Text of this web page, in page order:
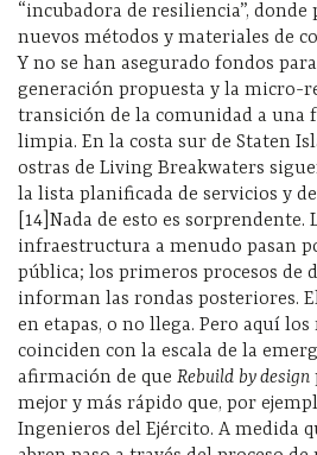
“incubadora de resiliencia”,
nuevos métodos y materiales de
Y no se han asegurado fondos
generación propuesta y la micro-
transición de la comunidad a una
limpia. En la costa sur de Staten
ostras de Living Breakwaters
la lista planificada de servicios y
[14]Nada de esto es sorprendente.
infraestructura a menudo pasan
pública; los primeros procesos de
informan las rondas posteriores.
en etapas, o no llega. Pero aquí
coinciden con la escala de la
afirmación de que Rebuild by design
mejor y más rápido que, por
Ingenieros del Ejército. A medida